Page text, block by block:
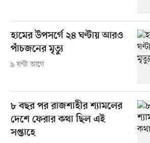
হামের উপসর্গে ২৪ ঘণ্টায় আরও
পাঁচজনের মৃত্যু
৯ ঘণ্টা আগে
৮ বছর পর রাজশাহীর শ্যামলের
দেশে ফেরার কথা ছিল এই
সপ্তাহে